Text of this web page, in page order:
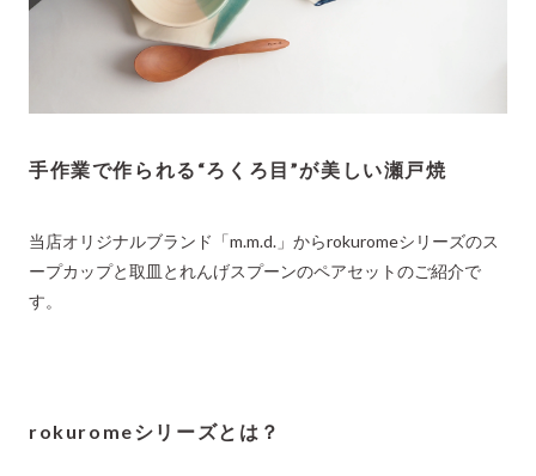
手作業で作られる“ろくろ目”が美しい瀬戸焼
当店オリジナルブランド「m.m.d.」からrokuromeシリーズのス
ープカップと取皿とれんげスプーンのペアセットのご紹介で
す。
rokuromeシリーズとは？